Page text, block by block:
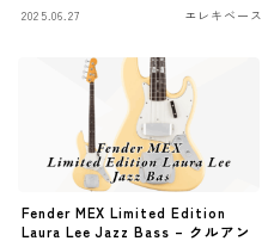
オーバードライブ
ディレイ
リバーブ
ブースター
フィルター
2025.06.27 エレキベース
Fender MEX Limited Edition
Laura Lee Jazz Bass – クルアン